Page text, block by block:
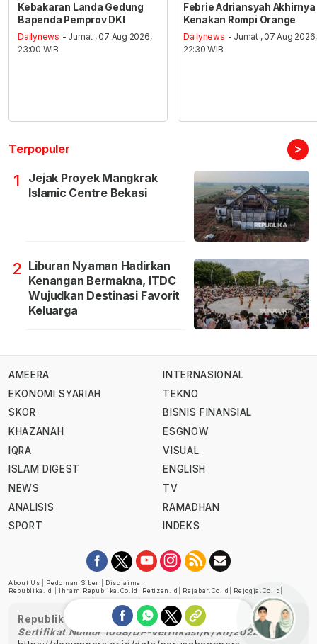
Kebakaran Landa Gedung
Bapenda Pemprov DKI
Dailynews - Jumat , 07 Aug 2026,
23:00 WIB
Febrie Adriansyah Akhirnya
Kenakan Rompi Orange
Dailynews - Jumat , 07 Aug 2026,
22:30 WIB
Terpopuler >
1
Jejak Proyek Mangkrak
Islamic Centre Bekasi
2 Liburan Nyaman Hadirkan
Kenangan Bermakna, ITDC
Wujudkan Destinasi Favorit
Keluarga
AMEERA
EKONOMI SYARIAH
SKOR
KHAZANAH
IQRA
ISLAM DIGEST
NEWS
ANALISIS
SPORT
INTERNASIONAL
TEKNO
BISNIS FINANSIAL
ESGNOW
VISUAL
ENGLISH
TV
RAMADHAN
INDEKS
About Us Pedoman Siber
Disclaimer
Republika.id
Ihram.republika.co.id Retizen.id Rejabar.co.id Rejogja.co.id
Republika telah diverifikasi oleh Dewan Pers
Sertifikat Nomor 1058/DP-Verifikasi/K/XII/2022